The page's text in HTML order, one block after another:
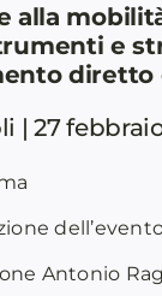
alla
e
diretto
| 27
Antonio